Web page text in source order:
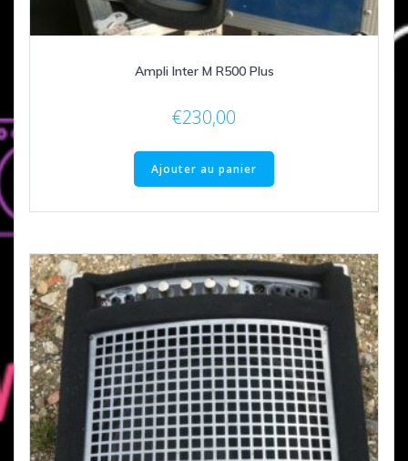
Ampli Inter M R500 Plus
€230,00
Ajouter au panier